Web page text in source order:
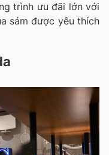
trình ưu đãi lớn với
sám được yêu thích